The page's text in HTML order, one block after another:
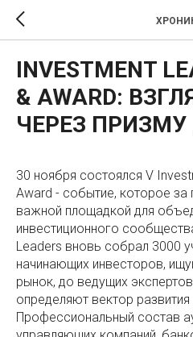
INVESTMENT
& AWARD:
ЧЕРЕЗ
30 ноября состоялся V
Award - событие, которое за
важной площадкой для
инвестиционного
Leaders вновь собрал 3000
начинающих инвесторов,
рынок, до ведущих
определяют вектор развития
Профессиональный состав